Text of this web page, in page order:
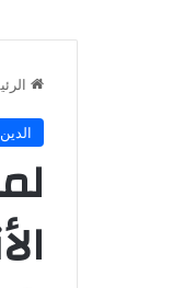
الدين